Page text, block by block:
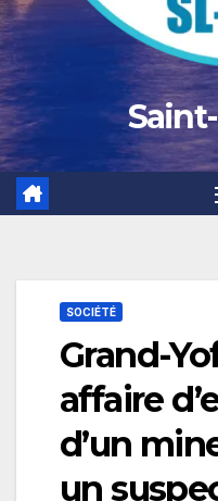
SOCIÉTÉ
Grand-
affaire
d’un
un